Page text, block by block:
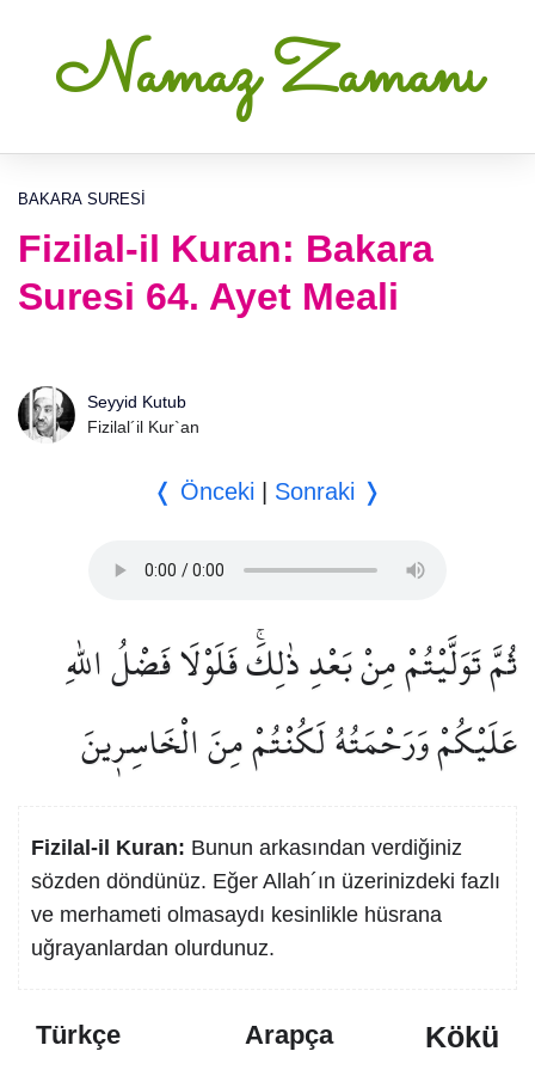
Namaz Zamanı
BAKARA SURESI
Fizilal-il Kuran: Bakara
Suresi 64. Ayet Meali
Seyyid Kutub
Fizilal´il Kur`an
❬ Önceki Sonraki ❭
ثُمَّ تَوَلَّيْتُمْ مِنْ بَعْدِ ذٰلِكَۚ فَلَوْلَا فَضْلُ اللّٰهِ
عَلَيْكُمْ وَرَحْمَتُهُ لَكُنْتُمْ مِنَ الْخَاسِر۪ينَ
Fizilal-il Kuran: Bunun arkasından verdiğiniz
sözden döndünüz. Eğer Allah´ın üzerinizdeki fazlı
ve merhameti olmasaydı kesinlikle hüsrana
uğrayanlardan olurdunuz.
Türkçe Arapça Kökü